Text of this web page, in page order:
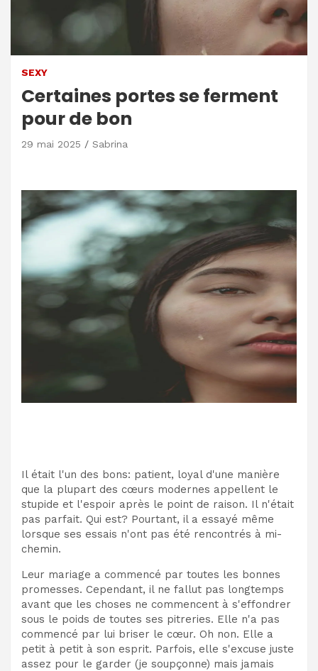
SEXY
Certaines portes se ferment
pour de bon
29 mai 2025 Sabrina
Il était l'un des bons: patient, loyal d'une manière
que la plupart des cœurs modernes appellent le
stupide et l'espoir après le point de raison. Il n'était
pas parfait. Qui est? Pourtant, il a essayé même
lorsque ses essais n'ont pas été rencontrés à mi-
chemin.
Leur mariage a commencé par toutes les bonnes
promesses. Cependant, il ne fallut pas longtemps
avant que les choses ne commencent à s'effondrer
sous le poids de toutes ses pitreries. Elle n'a pas
commencé par lui briser le cœur. Oh non. Elle a
petit à petit à son esprit. Parfois, elle s'excuse juste
assez pour le garder (je soupçonne) mais jamais